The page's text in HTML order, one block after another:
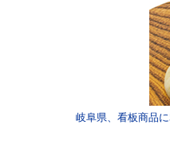
岐阜県、看板商品